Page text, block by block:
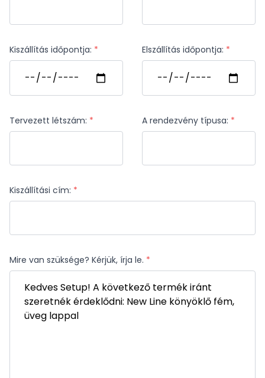
Kiszállítás időpontja: * Elszállítás időpontja: *
Tervezett létszám: * A rendezvény típusa: *
Kiszállítási cím: *
Mire van szüksége? Kérjük, írja le. *